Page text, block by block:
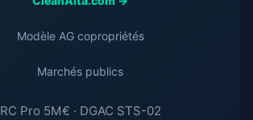
Modèle AG copropriétés
Marchés publics
RC Pro 5M€ · DGAC STS-02